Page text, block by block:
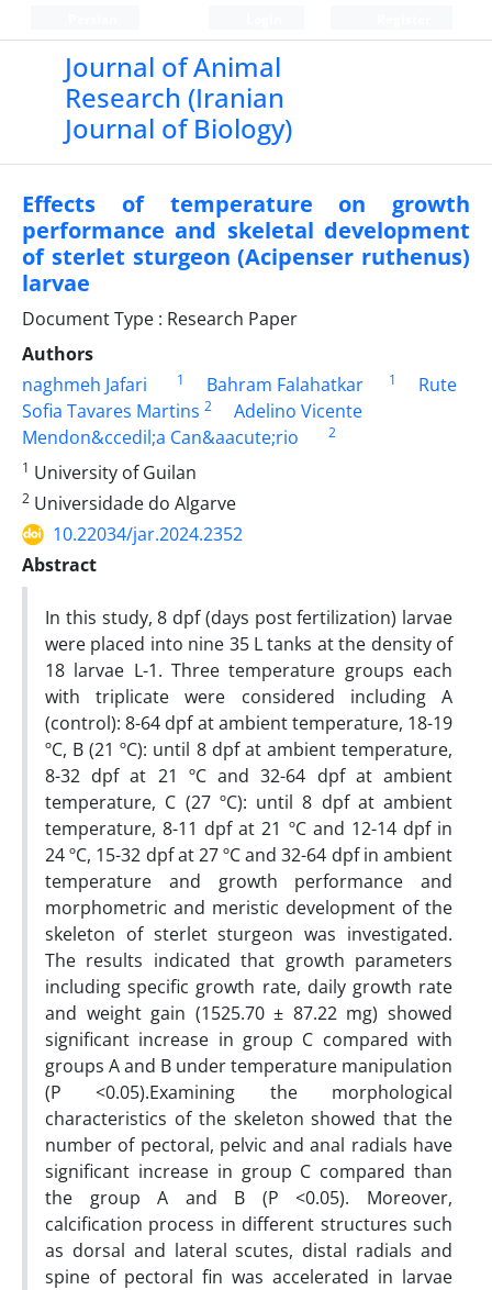
Journal of Animal
Research (Iranian
Journal of Biology)
Effects of temperature on growth
performance and skeletal development
of sterlet sturgeon (Acipenser ruthenus)
larvae
Document Type : Research Paper
Authors
naghmeh Jafari
1 Bahram Falahatkar 1
Rute
Sofia Tavares Martins 2
Adelino Vicente
Mendon&ccedil;a Can&aacute;rio
2
1 University of Guilan
2 Universidade do Algarve
10.22034/jar.2024.2352
Abstract
In this study, 8 dpf (days post fertilization) larvae
were placed into nine 35 L tanks at the density of
18 larvae L-1. Three temperature groups each
with triplicate were considered including A
(control): 8-64 dpf at ambient temperature, 18-19
ºC, B (21 ºC): until 8 dpf at ambient temperature,
8-32 dpf at 21 ºC and 32-64 dpf at ambient
temperature, C (27 ºC): until 8 dpf at ambient
temperature, 8-11 dpf at 21 ºC and 12-14 dpf in
24 ºC, 15-32 dpf at 27 ºC and 32-64 dpf in ambient
temperature and growth performance and
morphometric and meristic development of the
skeleton of sterlet sturgeon was investigated.
The results indicated that growth parameters
including specific growth rate, daily growth rate
and weight gain (1525.70 ± 87.22 mg) showed
significant increase in group C compared with
groups A and B under temperature manipulation
(P <0.05).Examining the morphological
characteristics of the skeleton showed that the
number of pectoral, pelvic and anal radials have
significant increase in group C compared than
the group A and B (P <0.05). Moreover,
calcification process in different structures such
as dorsal and lateral scutes, distal radials and
spine of pectoral fin was accelerated in larvae